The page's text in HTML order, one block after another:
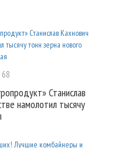
68
Станислав
намолотил тысячу